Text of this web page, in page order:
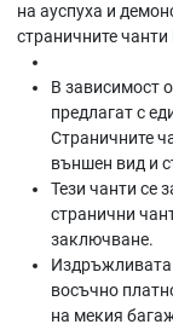
на ауспуха и
страничните чанти
В зависимост
предлагат с
Страничните
външен вид и
Тези чанти се
странични
заключване.
Издръжливата
восъчно
на мекия